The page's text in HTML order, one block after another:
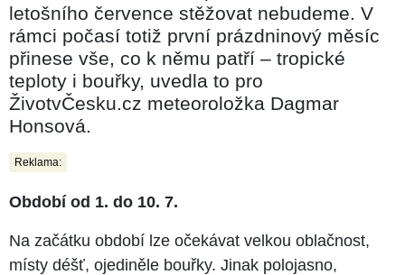
letošního července stěžovat nebudeme. V
rámci počasí totiž první prázdninový měsíc
přinese vše, co k němu patří – tropické
teploty i bouřky, uvedla to pro
ŽivotvČesku.cz meteoroložka Dagmar
Honsová.
Reklama:
Období od 1. do 10. 7.
Na začátku období lze očekávat velkou oblačnost,
místy déšť, ojediněle bouřky. Jinak polojasno,